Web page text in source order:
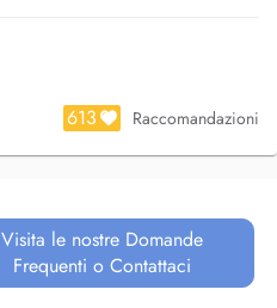
613 Raccomandazioni
Visita le nostre Domande
Frequenti o Contattaci